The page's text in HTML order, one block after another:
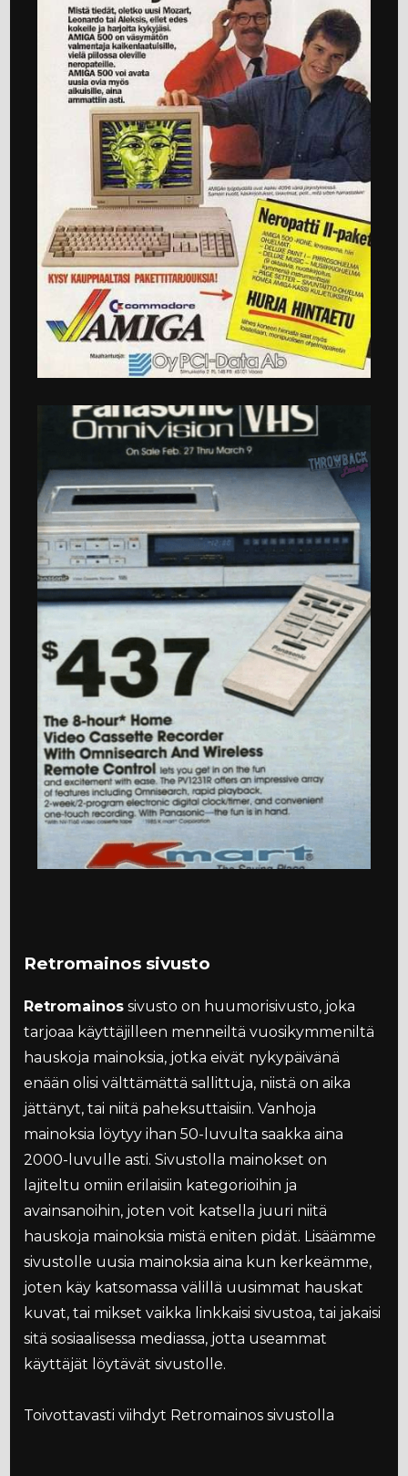
Retromainos sivusto
Retromainos sivusto on huumorisivusto, joka
tarjoaa käyttäjilleen menneiltä vuosikymmeniltä
hauskoja mainoksia, jotka eivät nykypäivänä
enään olisi välttämättä sallittuja, niistä on aika
jättänyt, tai niitä paheksuttaisiin. Vanhoja
mainoksia löytyy ihan 50-luvulta saakka aina
2000-luvulle asti. Sivustolla mainokset on
lajiteltu omiin erilaisiin kategorioihin ja
avainsanoihin, joten voit katsella juuri niitä
hauskoja mainoksia mistä eniten pidät. Lisäämme
sivustolle uusia mainoksia aina kun kerkeämme,
joten käy katsomassa välillä uusimmat hauskat
kuvat, tai mikset vaikka linkkaisi sivustoa, tai jakaisi
sitä sosiaalisessa mediassa, jotta useammat
käyttäjät löytävät sivustolle.
Toivottavasti viihdyt Retromainos sivustolla